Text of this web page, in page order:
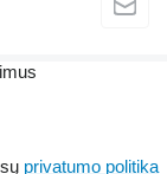
privatumo politika